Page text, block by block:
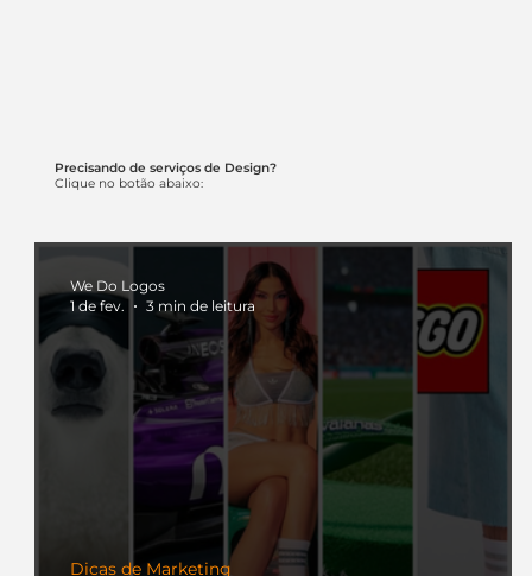
Precisando de serviços de Design?
Clique no botão abaixo:
Dicas de Marketing
We Do Logos
1 de fev.
3 min de leitura